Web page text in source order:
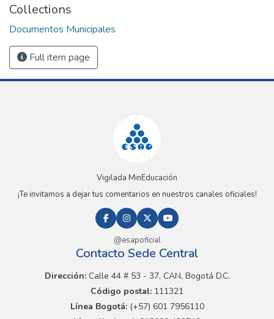
Collections
Documentos Municipales
Full item page
Vigilada MinEducación
¡Te invitamos a dejar tus comentarios en nuestros canales oficiales!
@esapoficial
Contacto Sede Central
Dirección:Calle 44 # 53 - 37, CAN, Bogotá D.C.
Código postal: 111321
Línea Bogotá:(+57) 601 7956110